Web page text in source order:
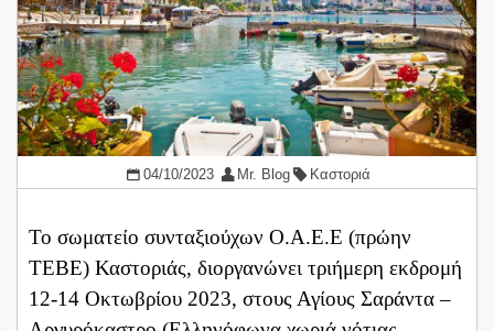
04/10/2023 Mr. Blog Καστοριά
Το σωματείο συνταξιούχων Ο.Α.Ε.Ε (πρώην
ΤΕΒΕ) Καστοριάς, διοργανώνει τριήμερη εκδρομή
12-14 Οκτωβρίου 2023, στους Αγίους Σαράντα –